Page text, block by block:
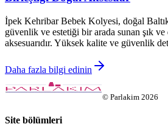
İpek Kehribar Bebek Kolyesi, doğal
güvenlik ve estetiği bir arada sunan şık ve
aksesuarıdır. Yüksek kalite ve güvenlik
Daha fazla bilgi edinin
© Parlakim 2026
Site bölümleri